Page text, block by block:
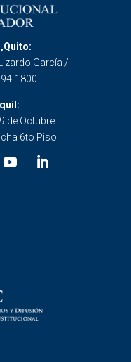
García /
1800
de Octubre.
6to Piso